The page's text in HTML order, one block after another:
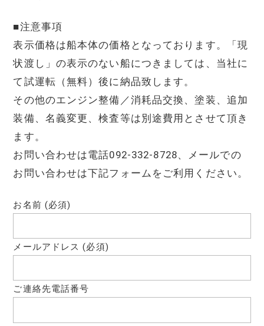
■注意事項
表示価格は船本体の価格となっております。「現
状渡し」の表示のない船につきましては、当社に
て試運転（無料）後に納品致します。
その他のエンジン整備／消耗品交換、塗装、追加
装備、名義変更、検査等は別途費用とさせて頂き
ます。
お問い合わせは電話092-332-8728、メールでの
お問い合わせは下記フォームをご利用ください。
お名前 (必須)
メールアドレス (必須)
ご連絡先電話番号